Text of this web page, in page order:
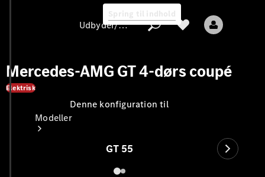
Udbyder/databeskyttelse
Modeller
Udbyder/databeskyttelse
Mercedes-AMG GT 4-dørs coupé
Elektrisk
Denne konfiguration til
GT 55